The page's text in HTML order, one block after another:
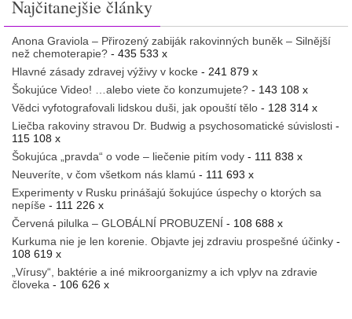
Najčitanejšie články
Anona Graviola – Přirozený zabiják rakovinných buněk – Silnější
než chemoterapie? - 435 533 x
Hlavné zásady zdravej výživy v kocke - 241 879 x
Šokujúce Video! …alebo viete čo konzumujete? - 143 108 x
Vědci vyfotografovali lidskou duši, jak opouští tělo - 128 314 x
Liečba rakoviny stravou Dr. Budwig a psychosomatické súvislosti -
115 108 x
Šokujúca „pravda“ o vode – liečenie pitím vody - 111 838 x
Neuveríte, v čom všetkom nás klamú - 111 693 x
Experimenty v Rusku prinášajú šokujúce úspechy o ktorých sa
nepíše - 111 226 x
Červená pilulka – GLOBÁLNÍ PROBUZENÍ - 108 688 x
Kurkuma nie je len korenie. Objavte jej zdraviu prospešné účinky -
108 619 x
„Vírusy“, baktérie a iné mikroorganizmy a ich vplyv na zdravie
človeka - 106 626 x